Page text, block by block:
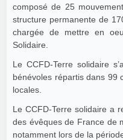
composé de 25
structure permanente de
chargée de mettre en
Solidaire.
Le CCFD-Terre solidaire
bénévoles répartis dans 99
locales.
Le CCFD-Terre solidaire a
des évêques de France de
notamment lors de la